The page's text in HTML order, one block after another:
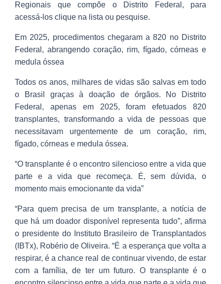
Regionais que compõe o Distrito Federal, para
acessá-los clique na lista ou pesquise.
Em 2025, procedimentos chegaram a 820 no Distrito
Federal, abrangendo coração, rim, fígado, córneas e
medula óssea
Todos os anos, milhares de vidas são salvas em todo
o Brasil graças à doação de órgãos. No Distrito
Federal, apenas em 2025, foram efetuados 820
transplantes, transformando a vida de pessoas que
necessitavam urgentemente de um coração, rim,
fígado, córneas e medula óssea.
“O transplante é o encontro silencioso entre a vida que
parte e a vida que recomeça. É, sem dúvida, o
momento mais emocionante da vida”
“Para quem precisa de um transplante, a notícia de
que há um doador disponível representa tudo”, afirma
o presidente do Instituto Brasileiro de Transplantados
(IBTx), Robério de Oliveira. “É a esperança que volta a
respirar, é a chance real de continuar vivendo, de estar
com a família, de ter um futuro. O transplante é o